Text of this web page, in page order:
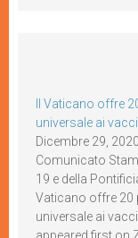
Il Vaticano offre
universale ai
Dicembre 29, 2020
Comunicato
19 e della
Vaticano offre 20
universale ai